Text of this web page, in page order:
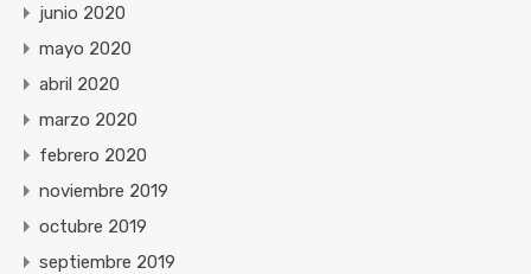
junio 2020
mayo 2020
abril 2020
marzo 2020
febrero 2020
noviembre 2019
octubre 2019
septiembre 2019